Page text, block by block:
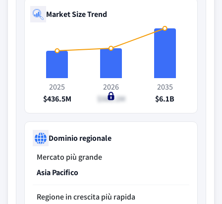
Market Size Trend
2025
$436.5M
2026
$566.2M
2035
$6.1B
Dominio regionale
Mercato più grande
Asia Pacifico
Regione in crescita più rapida